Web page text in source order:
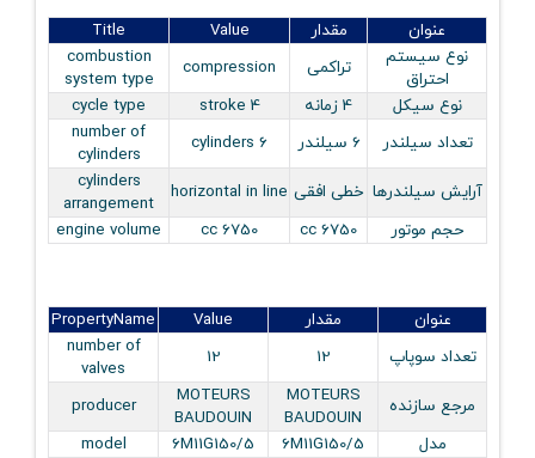
عنوان مقدار Value
Title
نوع سيستم
احتراق
تراکمی compression
combustion
system type
نوع سيكل
4 زمانه 4 stroke
cycle type
تعداد سيلندر
6 سيلندر 6 cylinders
number of
cylinders
آرايش سيلندرها خطی افقی horizontal in line
cylinders
arrangement
حجم موتور
6750 cc
6750 cc
engine volume
عنوان مقدار Value
PropertyName
تعداد سوپاپ
12
12
number of
valves
مرجع سازنده
MOTEURS
BAUDOUIN
MOTEURS
BAUDOUIN
producer
مدل
6M11G150/5
6M11G150/5
model